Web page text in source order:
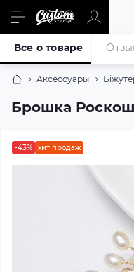
Аксессуары
Брошка
Все о товаре
-43% хит продаж